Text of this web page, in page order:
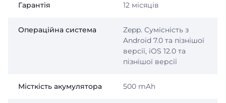
Гарантія 12 місяців
Операційна система
Zepp. Сумісність з
Android 7.0 та пізнішої
версії, iOS 12.0 та
пізнішої версії
Місткість акумулятора 500 mAh